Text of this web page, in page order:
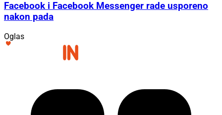
Facebook i Facebook Messenger rade usporeno
nakon pada
Oglas